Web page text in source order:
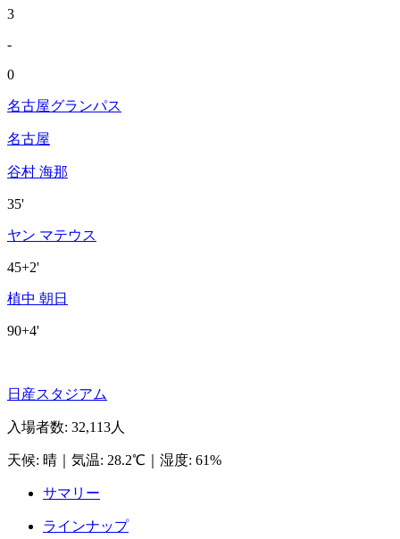
3
-
0
名古屋グランパス
名古屋
谷村 海那
35'
ヤン マテウス
45+2'
植中 朝日
90+4'
日産スタジアム
入場者数: 32,113人
天候: 晴 気温: 28.2℃ 湿度: 61%
サマリー
ラインナップ